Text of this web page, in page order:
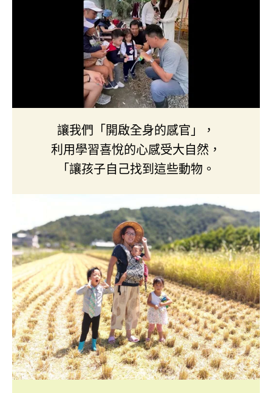
讓我們「開啟全身的感官」，
利用學習喜悅的心感受大自然，
「讓孩子自己找到這些動物。